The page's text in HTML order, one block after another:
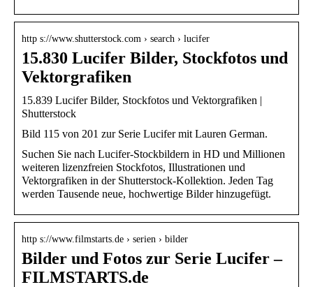
http s://www.shutterstock.com › search › lucifer
15.830 Lucifer Bilder, Stockfotos und
Vektorgrafiken
15.839 Lucifer Bilder, Stockfotos und Vektorgrafiken |
Shutterstock
Bild 115 von 201 zur Serie Lucifer mit Lauren German.
Suchen Sie nach Lucifer-Stockbildern in HD und Millionen
weiteren lizenzfreien Stockfotos, Illustrationen und
Vektorgrafiken in der Shutterstock-Kollektion. Jeden Tag
werden Tausende neue, hochwertige Bilder hinzugefügt.
http s://www.filmstarts.de › serien › bilder
Bilder und Fotos zur Serie Lucifer –
FILMSTARTS.de